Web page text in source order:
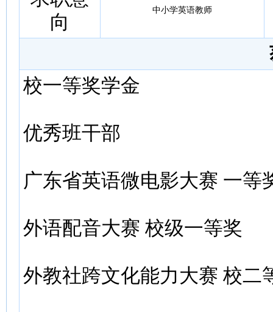
向
中小学英语教师
校一等奖学金
优秀班干部
广东省英语微电影大赛 一等
外语配音大赛 校级一等奖
外教社跨文化能力大赛 校二